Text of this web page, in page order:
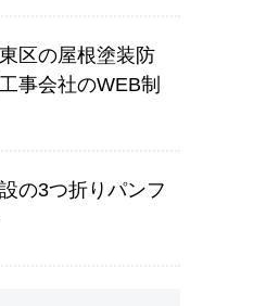
区の屋根塗装防
事会社のWEB制
の3つ折りパンフ